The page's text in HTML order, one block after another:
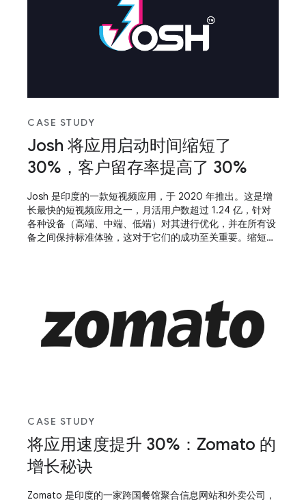
CASE STUDY
Josh 将应用启动时间缩短了
30%，客户留存率提高了 30%
Josh 是印度的一款短视频应用，于 2020 年推出。这是增
长最快的短视频应用之一，月活用户数超过 1.24 亿，针对
各种设备（高端、中端、低端）对其进行优化，并在所有设
备之间保持标准体验，这对于它们的成功至关重要。缩短应
CASE STUDY
将应用速度提升 30%：Zomato 的
增长秘诀
Zomato 是印度的一家跨国餐馆聚合信息网站和外卖公司，